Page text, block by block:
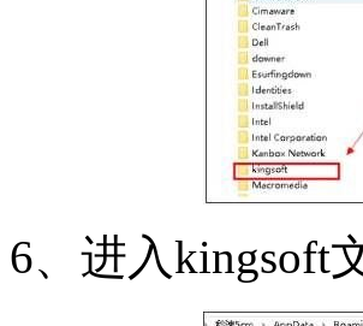
6、进入kingsoft